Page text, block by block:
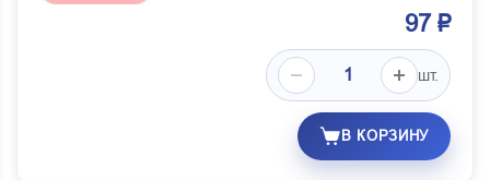
97 ₽
шт.
В КОРЗИНУ